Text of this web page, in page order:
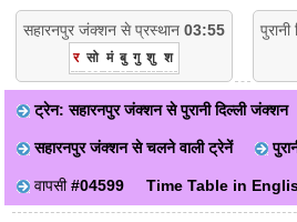
सहारनपुर जंक्शन से प्रस्थान 03:55
र सो मं बु गु शु श
ट्रेन: सहारनपुर जंक्शन से पुरानी दिल्ली जंक्शन
सहारनपुर जंक्शन से चलने वाली ट्रेनें
वापसी#04599 Time Table in